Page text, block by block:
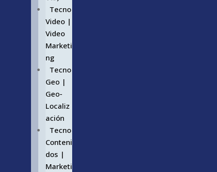
Tecno
Video |
Video
Marketi
ng
Tecno
Geo |
Geo-
Localiz
ación
Tecno
Conteni
dos |
Marketi